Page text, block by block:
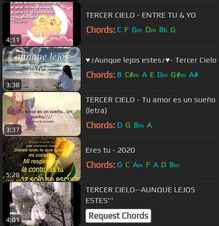
4:11
TERCER CIELO - ENTRE TU & YO
Chords: C F Gm Dm Bb G
3:38
♥♪Aunque lejos estes♪♥- Tercer Cielo
Chords: B C#m A E Dm G#m A#
3:37
TERCER CIELO - Tu amor es un sueño
(letra)
Chords: D G Bm A
5:28
Eres tu - 2020
Chords: G C Am F A D Bm
4:01
TERCER CIELO--AUNQUE LEJOS
ESTES'''
Request Chords